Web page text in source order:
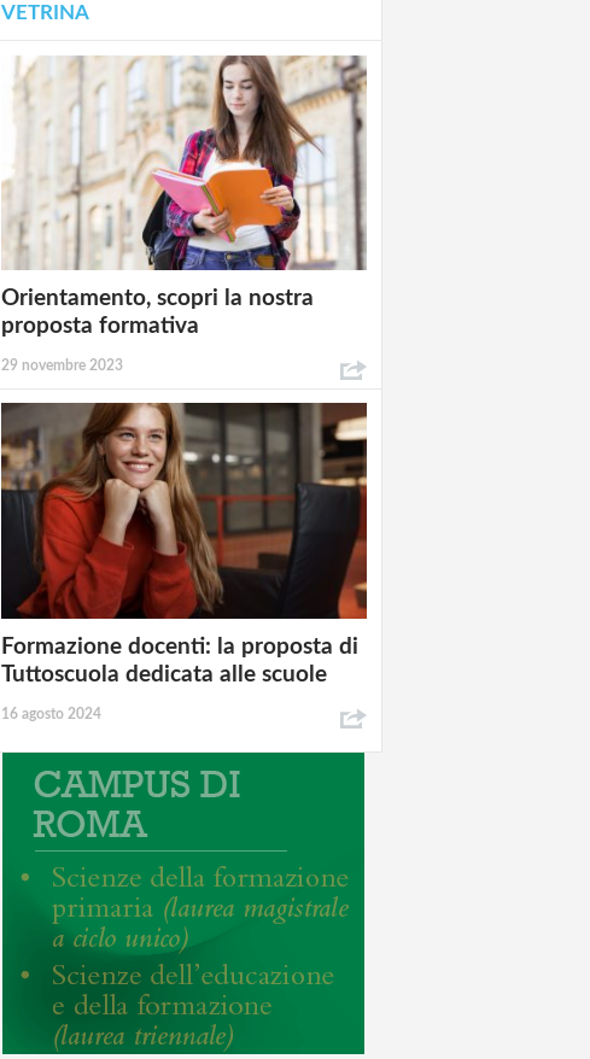
VETRINA
Orientamento, scopri la nostra
proposta formativa
29 novembre 2023
Formazione docenti: la proposta di
Tuttoscuola dedicata alle scuole
16 agosto 2024